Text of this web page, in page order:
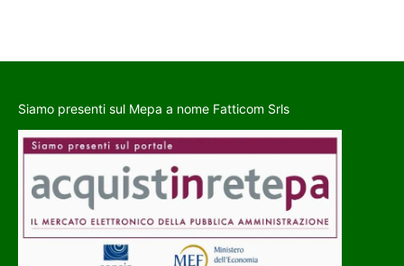
Siamo presenti sul Mepa a nome Fatticom Srls